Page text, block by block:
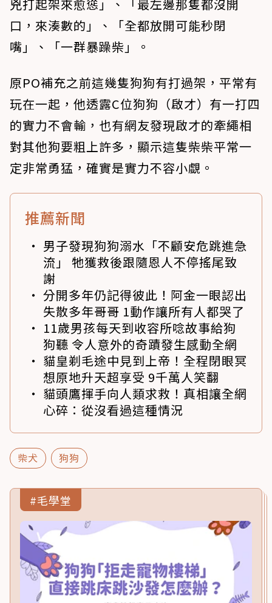
兇打起架來愈慫」、「最左邊那隻都沒開
口，來湊數的」、「全都放開可能秒閉
嘴」、「一群暴躁柴」。
原PO補充之前這幾隻狗狗有打過架，平常有
玩在一起，他透露C位狗狗（啟才）有一打四
的實力不會輸，也有網友發現啟才的牽繩相
對其他狗要粗上許多，顯示這隻柴柴平常一
定非常勇猛，確實是實力不容小覷。
推薦新聞
男子發現狗狗溺水「不顧安危跳進急
流」 牠獲救後跟隨恩人不停搖尾致
謝
分開多年仍記得彼此！阿金一眼認出
失散多年哥哥 1動作讓所有人都哭了
11歲男孩每天到收容所唸故事給狗
狗聽 令人意外的奇蹟發生感動全網
貓皇剃毛途中見到上帝！全程閉眼冥
想原地升天超享受 9千萬人笑翻
貓頭鷹揮手向人類求救！真相讓全網
心碎：從沒看過這種情況
柴犬 狗狗
#毛學堂